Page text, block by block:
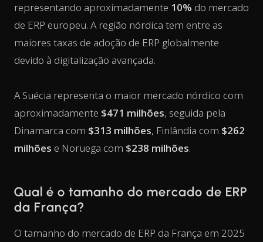
representando aproximadamente 10% do mercado
de ERP europeu. A região nórdica tem entre as
maiores taxas de adoção de ERP globalmente
devido à digitalização avançada.
A Suécia representa o maior mercado nórdico com
aproximadamente $471 milhões, seguida pela
Dinamarca com $313 milhões, Finlândia com $262
milhões e Noruega com $238 milhões.
Qual é o tamanho do mercado de ERP
da França?
O tamanho do mercado de ERP da França em 2025